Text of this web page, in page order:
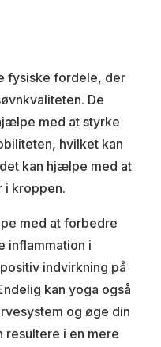
fysiske fordele, der
De
med at styrke
hvilket kan
kan hjælpe med at
i kroppen.
med at forbedre
inflammation i
indvirkning på
kan yoga også
og øge din
resultere i en mere